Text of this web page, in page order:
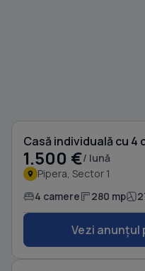
Casă individuală cu 4
1.500 €/ lună
Pipera, Sector 1
4 camere 280 mp
Vezi anunțul